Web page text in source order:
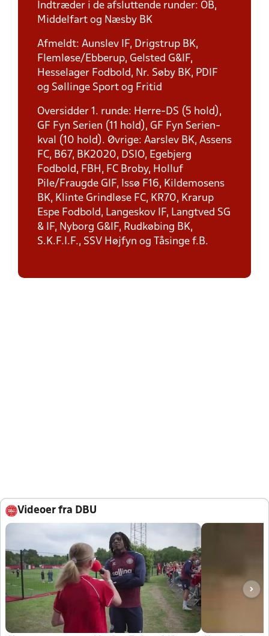
Indtræder i de afsluttende runder: OB,
Middelfart og Næsby BK
Afmeldt: Aunslev IF, Drigstrup BK,
Flemløse/Ebberup, Gelsted G&IF,
Hesselager Fodbold, Nr. Søby BK, PDIF
og Søllinge Sport og Fritid
Oversidder 1. runde: Herre-DS (5 hold),
GF Fyn Serien (11 hold), GF Fyn Serien-
kval (10 hold). Øvrige: Aarslev BK, Assens
FC, B67, BK2020, DSIO, Egebjerg
Fodbold, FBH, FC Broby, Holluf
Pile/Fraugde GIF, Issø F16, Kildemosens
BK, Klinte Grindløse FC, KR70, Krarup
Espe Fodbold, Langeskov IF, Langtved SG
& IF, Nyborg G&IF, Rudkøbing BK,
S.K.F.I.F., SSV Højfyn og Tåsinge f.B.
Videoer fra DBU